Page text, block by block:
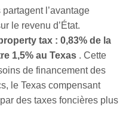
l’avantage
le revenu d’État.
tax : 0,83% de la
1,5% au Texas . Cette
de financement des
le Texas compensant
des taxes foncières plus